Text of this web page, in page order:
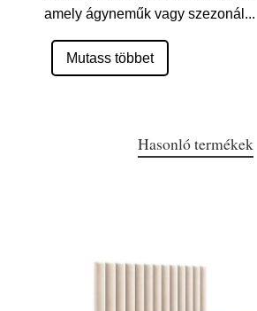
amely ágyneműk vagy szezonál ...
Mutass többet
Hasonló termékek